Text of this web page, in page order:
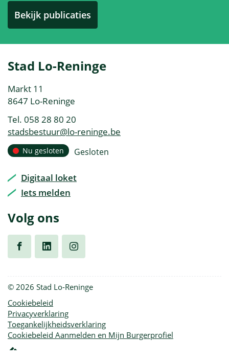
Bekijk publicaties
Contact
&
openingsuren
Stad Lo-Reninge
Adres
Markt 11
,8647 Lo-Reninge
Tel. 058 28 80 20
E-
mail
stadsbestuur@lo-reninge.be
Openingsuren
Vandaag
Nu gesloten Gesloten
Digitaal loket
Iets melden
Volg ons
ons
op
Facebook
ons
op
Linkedin
ons
op
Instagram
© 2026 Stad Lo-Reninge
Cookiebeleid
Privacyverklaring
Toegankelijkheidsverklaring
Cookiebeleid Aanmelden en Mijn Burgerprofiel